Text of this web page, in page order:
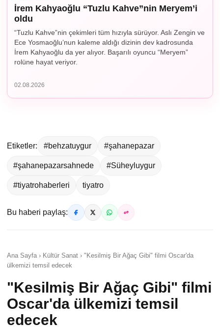
İrem Kahyaoğlu “Tuzlu Kahve”nin Meryem’i
oldu
“Tuzlu Kahve”nin çekimleri tüm hızıyla sürüyor. Aslı Zengin ve
Ece Yosmaoğlu’nun kaleme aldığı dizinin dev kadrosunda
İrem Kahyaoğlu da yer alıyor. Başarılı oyuncu “Meryem”
rolüne hayat veriyor.
02.08.2026
Etiketler: #behzatuygur #şahanepazar
#şahanepazarsahnede #Süheyluygur
#tiyatrohaberleri tiyatro
Bu haberi paylaş:
Ana Sayfa › Kültür Sanat › "Kesilmiş Bir Ağaç Gibi" filmi Oscar'da
ülkemizi temsil edecek
"Kesilmiş Bir Ağaç Gibi" filmi
Oscar'da ülkemizi temsil
edecek